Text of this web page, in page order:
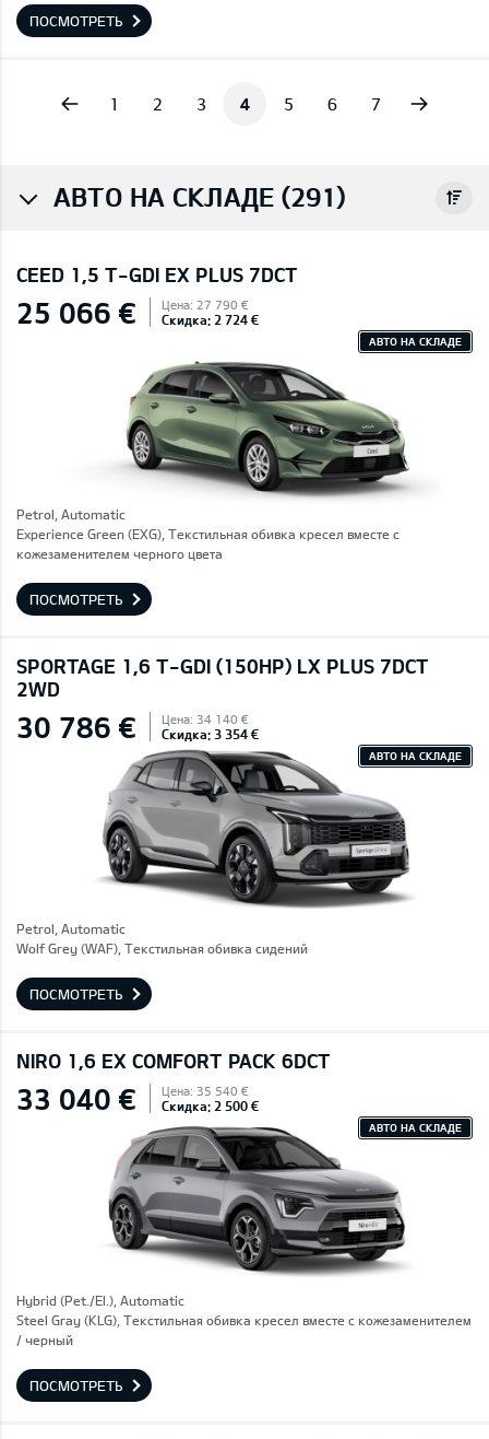
ПОСМОТРЕТЬ
1 2 3 4 5 6 7
АВТО НА СКЛАДЕ (291)
CEED 1,5 T-GDI EX PLUS 7DCT
25 066 € Цена: 27 790 €
Скидка: 2 724 €
АВТО НА СКЛАДЕ
Petrol, Automatic
Experience Green (EXG), Текстильная обивка кресел вместе с
кожезаменителем черного цвета
ПОСМОТРЕТЬ
SPORTAGE 1,6 T-GDI (150HP) LX PLUS 7DCT
2WD
30 786 € Цена: 34 140 €
Скидка: 3 354 €
АВТО НА СКЛАДЕ
Petrol, Automatic
Wolf Grey (WAF), Текстильная обивка сидений
ПОСМОТРЕТЬ
NIRO 1,6 EX COMFORT PACK 6DCT
33 040 € Цена: 35 540 €
Скидка: 2 500 €
АВТО НА СКЛАДЕ
Hybrid (Pet./El.), Automatic
Steel Gray (KLG), Текстильная обивка кресел вместе с кожезаменителем
/ черный
ПОСМОТРЕТЬ